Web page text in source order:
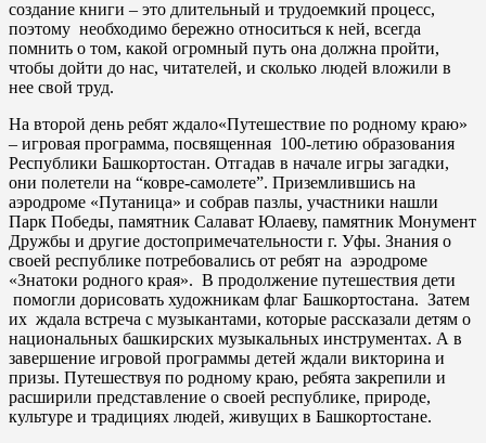
создание книги – это длительный и трудоемкий процесс,
поэтому необходимо бережно относиться к ней, всегда
помнить о том, какой огромный путь она должна пройти,
чтобы дойти до нас, читателей, и сколько людей вложили в
нее свой труд.
На второй день ребят ждало«Путешествие по родному краю»
– игровая программа, посвященная 100-летию образования
Республики Башкортостан. Отгадав в начале игры загадки,
они полетели на “ковре-самолете”. Приземлившись на
аэродроме «Путаница» и собрав пазлы, участники нашли
Парк Победы, памятник Салават Юлаеву, памятник Монумент
Дружбы и другие достопримечательности г. Уфы. Знания о
своей республике потребовались от ребят на аэродроме
«Знатоки родного края». В продолжение путешествия дети
помогли дорисовать художникам флаг Башкортостана. Затем
их ждала встреча с музыкантами, которые рассказали детям о
национальных башкирских музыкальных инструментах. А в
завершение игровой программы детей ждали викторина и
призы. Путешествуя по родному краю, ребята закрепили и
расширили представление о своей республике, природе,
культуре и традициях людей, живущих в Башкортостане.